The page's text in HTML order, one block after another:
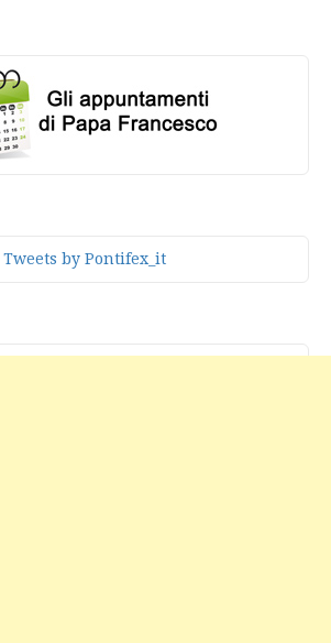
Tweets by Pontifex_it